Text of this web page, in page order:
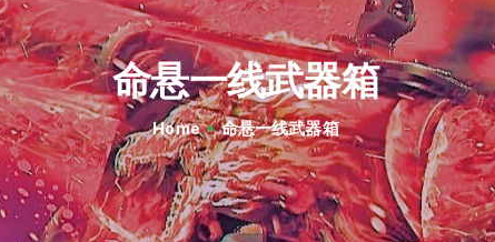
命悬一线武器箱
Home 命悬一线武器箱
DOTA2开箱
开箱教程
CSGO/DOTA2/绝地求生
第三方开箱
COSPLAY